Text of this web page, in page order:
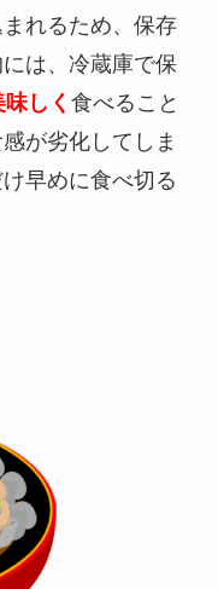
れるため、保存
は、冷蔵庫で保
しく 食べること
が劣化してしま
早めに食べ切る